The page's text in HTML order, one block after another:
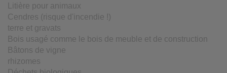
Litière pour animaux
Cendres (risque d'incendie !)
terre et gravats
Bois usagé comme le bois de meuble et de construction
Bâtons de vigne
rhizomes